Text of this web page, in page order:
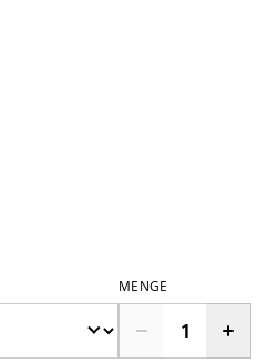
MENGE